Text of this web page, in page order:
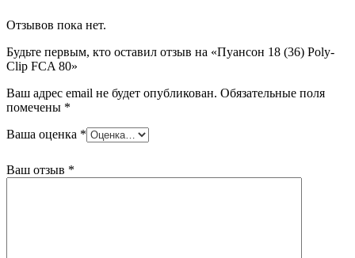
Отзывов пока нет.
Будьте первым, кто оставил отзыв на «Пуансон 18 (36) Poly-
Clip FCA 80»
Ваш адрес email не будет опубликован. Обязательные поля
помечены *
Ваша оценка *
Ваш отзыв *